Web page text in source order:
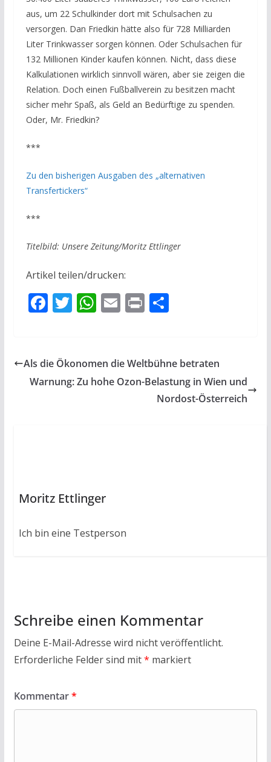
aus, um 22 Schulkinder dort mit Schulsachen zu
versorgen. Dan Friedkin hätte also für 728 Milliarden
Liter Trinkwasser sorgen können. Oder Schulsachen für
132 Millionen Kinder kaufen können. Nicht, dass diese
Kalkulationen wirklich sinnvoll wären, aber sie zeigen die
Relation. Doch einen Fußballverein zu besitzen macht
sicher mehr Spaß, als Geld an Bedürftige zu spenden.
Oder, Mr. Friedkin?
***
Zu den bisherigen Ausgaben des „alternativen
Transfertickers“
***
Titelbild: Unsere Zeitung/Moritz Ettlinger
Artikel teilen/drucken:
F
b
o
T
er
W
s
A
E
l
PrT
n
Als die Ökonomen die Weltbühne betraten
Warnung: Zu hohe Ozon-Belastung in Wien und
Nordost-Österreich
Moritz Ettlinger
Ich bin eine Testperson
Schreibe einen Kommentar
Deine E-Mail-Adresse wird nicht veröffentlicht.
Erforderliche Felder sind mit* markiert
Kommentar*